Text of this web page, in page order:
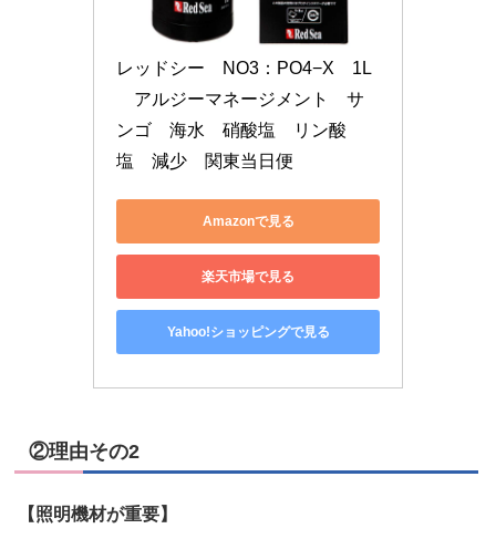
レッドシー　NO3：PO4−X　1L
アルジーマネージメント　サ
ンゴ　海水　硝酸塩　リン酸
塩　減少　関東当日便
Amazonで見る
楽天市場で見る
Yahoo!ショッピングで見る
②理由その2
【照明機材が重要】